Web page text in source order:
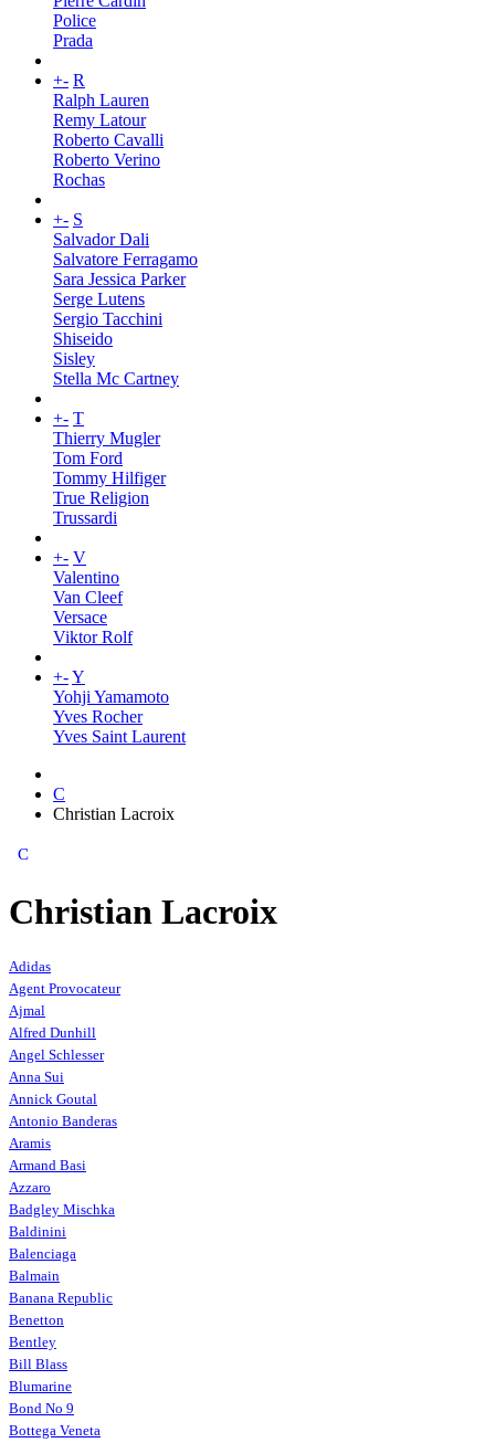
Police
Prada
+- R
Ralph Lauren
Remy Latour
Roberto Cavalli
Roberto Verino
Rochas
+- S
Salvador Dali
Salvatore Ferragamo
Sara Jessica Parker
Serge Lutens
Sergio Tacchini
Shiseido
Sisley
Stella Mc Cartney
+- T
Thierry Mugler
Tom Ford
Tommy Hilfiger
True Religion
Trussardi
+- V
Valentino
Van Cleef
Versace
Viktor Rolf
+-Y
Yohji Yamamoto
Yves Rocher
Yves Saint Laurent
C
Christian Lacroix
C
Christian Lacroix
Adidas
Agent Provocateur
Ajmal
Alfred Dunhill
Angel Schlesser
Anna Sui
Annick Goutal
Antonio Banderas
Aramis
Armand Basi
Azzaro
Badgley Mischka
Baldinini
Balenciaga
Balmain
Banana Republic
Benetton
Bentley
Bill Blass
Blumarine
Bond No 9
Bottega Veneta